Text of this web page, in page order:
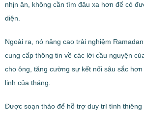
nhịn ăn, không cần tìm đâu xa hơn để có
diện.
Ngoài ra, nó nâng cao trải nghiệm
cung cấp thông tin về các lời cầu nguyện
cho ông, tăng cường sự kết nối sâu sắc
linh của tháng.
Được soạn thảo để hỗ trợ duy trì tính thiêng